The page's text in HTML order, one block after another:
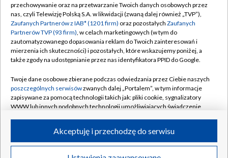
Abonament TVP
Emisja w TVP
Centrum informacji TVP
Naziemna Telewizja Cyfrowa
Rada Programowa
System NOS
Informacje o nadawcy
Program dla prasy
Regulamin TVP
Polityka prywatności
Moje zgody
Pomoc
Kontakt
Kanały
©2026 Telewizja Polska S.A. w likwidacji
przechowywanie oraz na przetwarzanie Twoich danych osobowych przez
nas, czyli Telewizję Polską S.A. w likwidacji (zwaną dalej również „TVP”),
Zaufanych Partnerów z IAB* (1201 firm) oraz pozostałych Zaufanych
Partnerów TVP (93 firm), w celach marketingowych (w tym do
zautomatyzowanego dopasowania reklam do Twoich zainteresowań i
mierzenia ich skuteczności) i pozostałych, które wskazujemy poniżej, a
także zgody na udostępnianie przez nas identyfikatora PPID do Google.
Twoje dane osobowe zbierane podczas odwiedzania przez Ciebie naszych
poszczególnych serwisówzwanych dalej „Portalem”, w tym informacje
zapisywane za pomocą technologii takich jak: pliki cookie, sygnalizatory
WWW lub innych podobnych technologii umożliwiających świadczenie
ruchu w Internecie.
Twoje dane osobowe zbierane podczas odwiedzania przez Ciebie
Akceptuję i przechodzę do serwisu